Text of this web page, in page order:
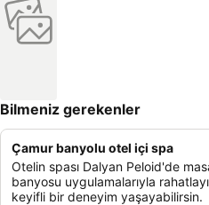
Bilmeniz gerekenler
Çamur banyolu otel içi spa
Otelin spası Dalyan Peloid'de
banyosu uygulamalarıyla
keyifli bir deneyim yaşayabilirsin.